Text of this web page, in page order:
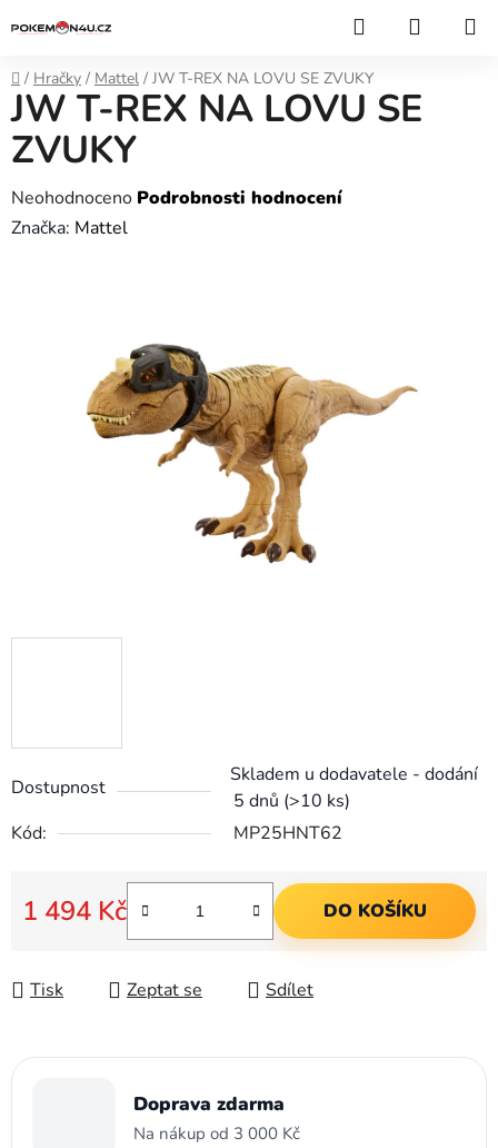
na
Hledat
Domů
/ Hračky / Mattel / JW T-REX NA LOVU SE ZVUKY
Dostupnost
Skladem u dodavatele - dodání
5 dnů (>10 ks)
Kód:
MP25HNT62
1 494 Kč DO KOŠÍKU
Tisk Zeptat se Sdílet
JW T-REX NA LOVU SE
ZVUKY
Průměrné
hodnocení
hvězdiček.
Neohodnoceno Podrobnosti hodnocení
Značka: Mattel
Doprava zdarma
Na nákup od 3 000 Kč